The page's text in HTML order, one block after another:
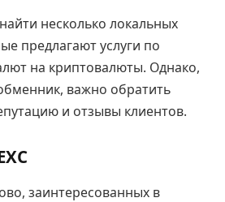
несколько локальных
предлагают услуги по
на криптовалюты. Однако,
важно обратить
и отзывы клиентов.
заинтересованных в